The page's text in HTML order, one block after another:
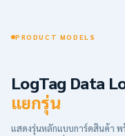
PRODUCT MODELS
LogTag Data
แยกรุ่น
แสดงรุ่นหลักแบบการ์ดสินค้า พ